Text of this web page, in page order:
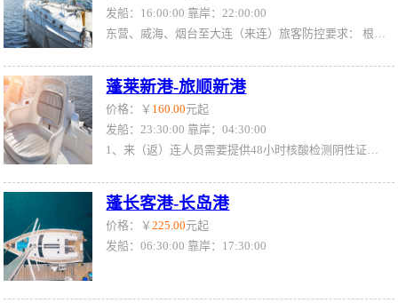
发船：16:00:00 靠岸：22:00:00
东营、威海、烟台至大连（来连）旅客防控要求： 根据大连市防疫要求，自1月12日0时起，外省来（返）连人员，均需持48小时内核酸检测阴性证明，旅客抵达大连下船时核酸检测报告需在有效期内。 （11日晚班烟台、威海始发船舶旅客无48小时内核酸检测报告将无法乘船） 关于旅客出具的48小时核酸检测报告，再次明确如下： 1.核酸检测报告（包括电子版，下同）有明确时间的，通常会有三个时间，分别为：“采集时间”、“接收时间”、“报告时间”（或签发时间、审核时间，各地称呼不同），以最后的“报告时间”为准。 2.核酸检测报告
蓬莱新港-旅顺新港
价格：￥ 160.00元起
发船：23:30:00 靠岸：04:30:00
1、来（返）连人员需要提供48小时核酸检测阴性证明，无法提供的暂缓来连。 2、重点关注地区来连旅客需持有48小时核酸检测阴性证明外，需填写《港口入连人员健康申报卡》，最后下船。
蓬长客港-长岛港
价格：￥225.00元起
发船：06:30:00 靠岸：17:30:00